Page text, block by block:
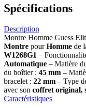
Spécifications
Description
Montre Homme Guess
Montre pourHomme de
W1268G1 –
Automatique – Matière
du boîtier : 45 mm –
bracelet : 22 mm – Type
avec son coffret original,
Caractéristiques